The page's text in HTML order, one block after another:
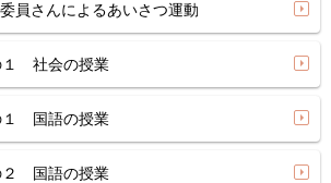
員さんによるあいさつ運動
社会の授業
国語の授業
国語の授業